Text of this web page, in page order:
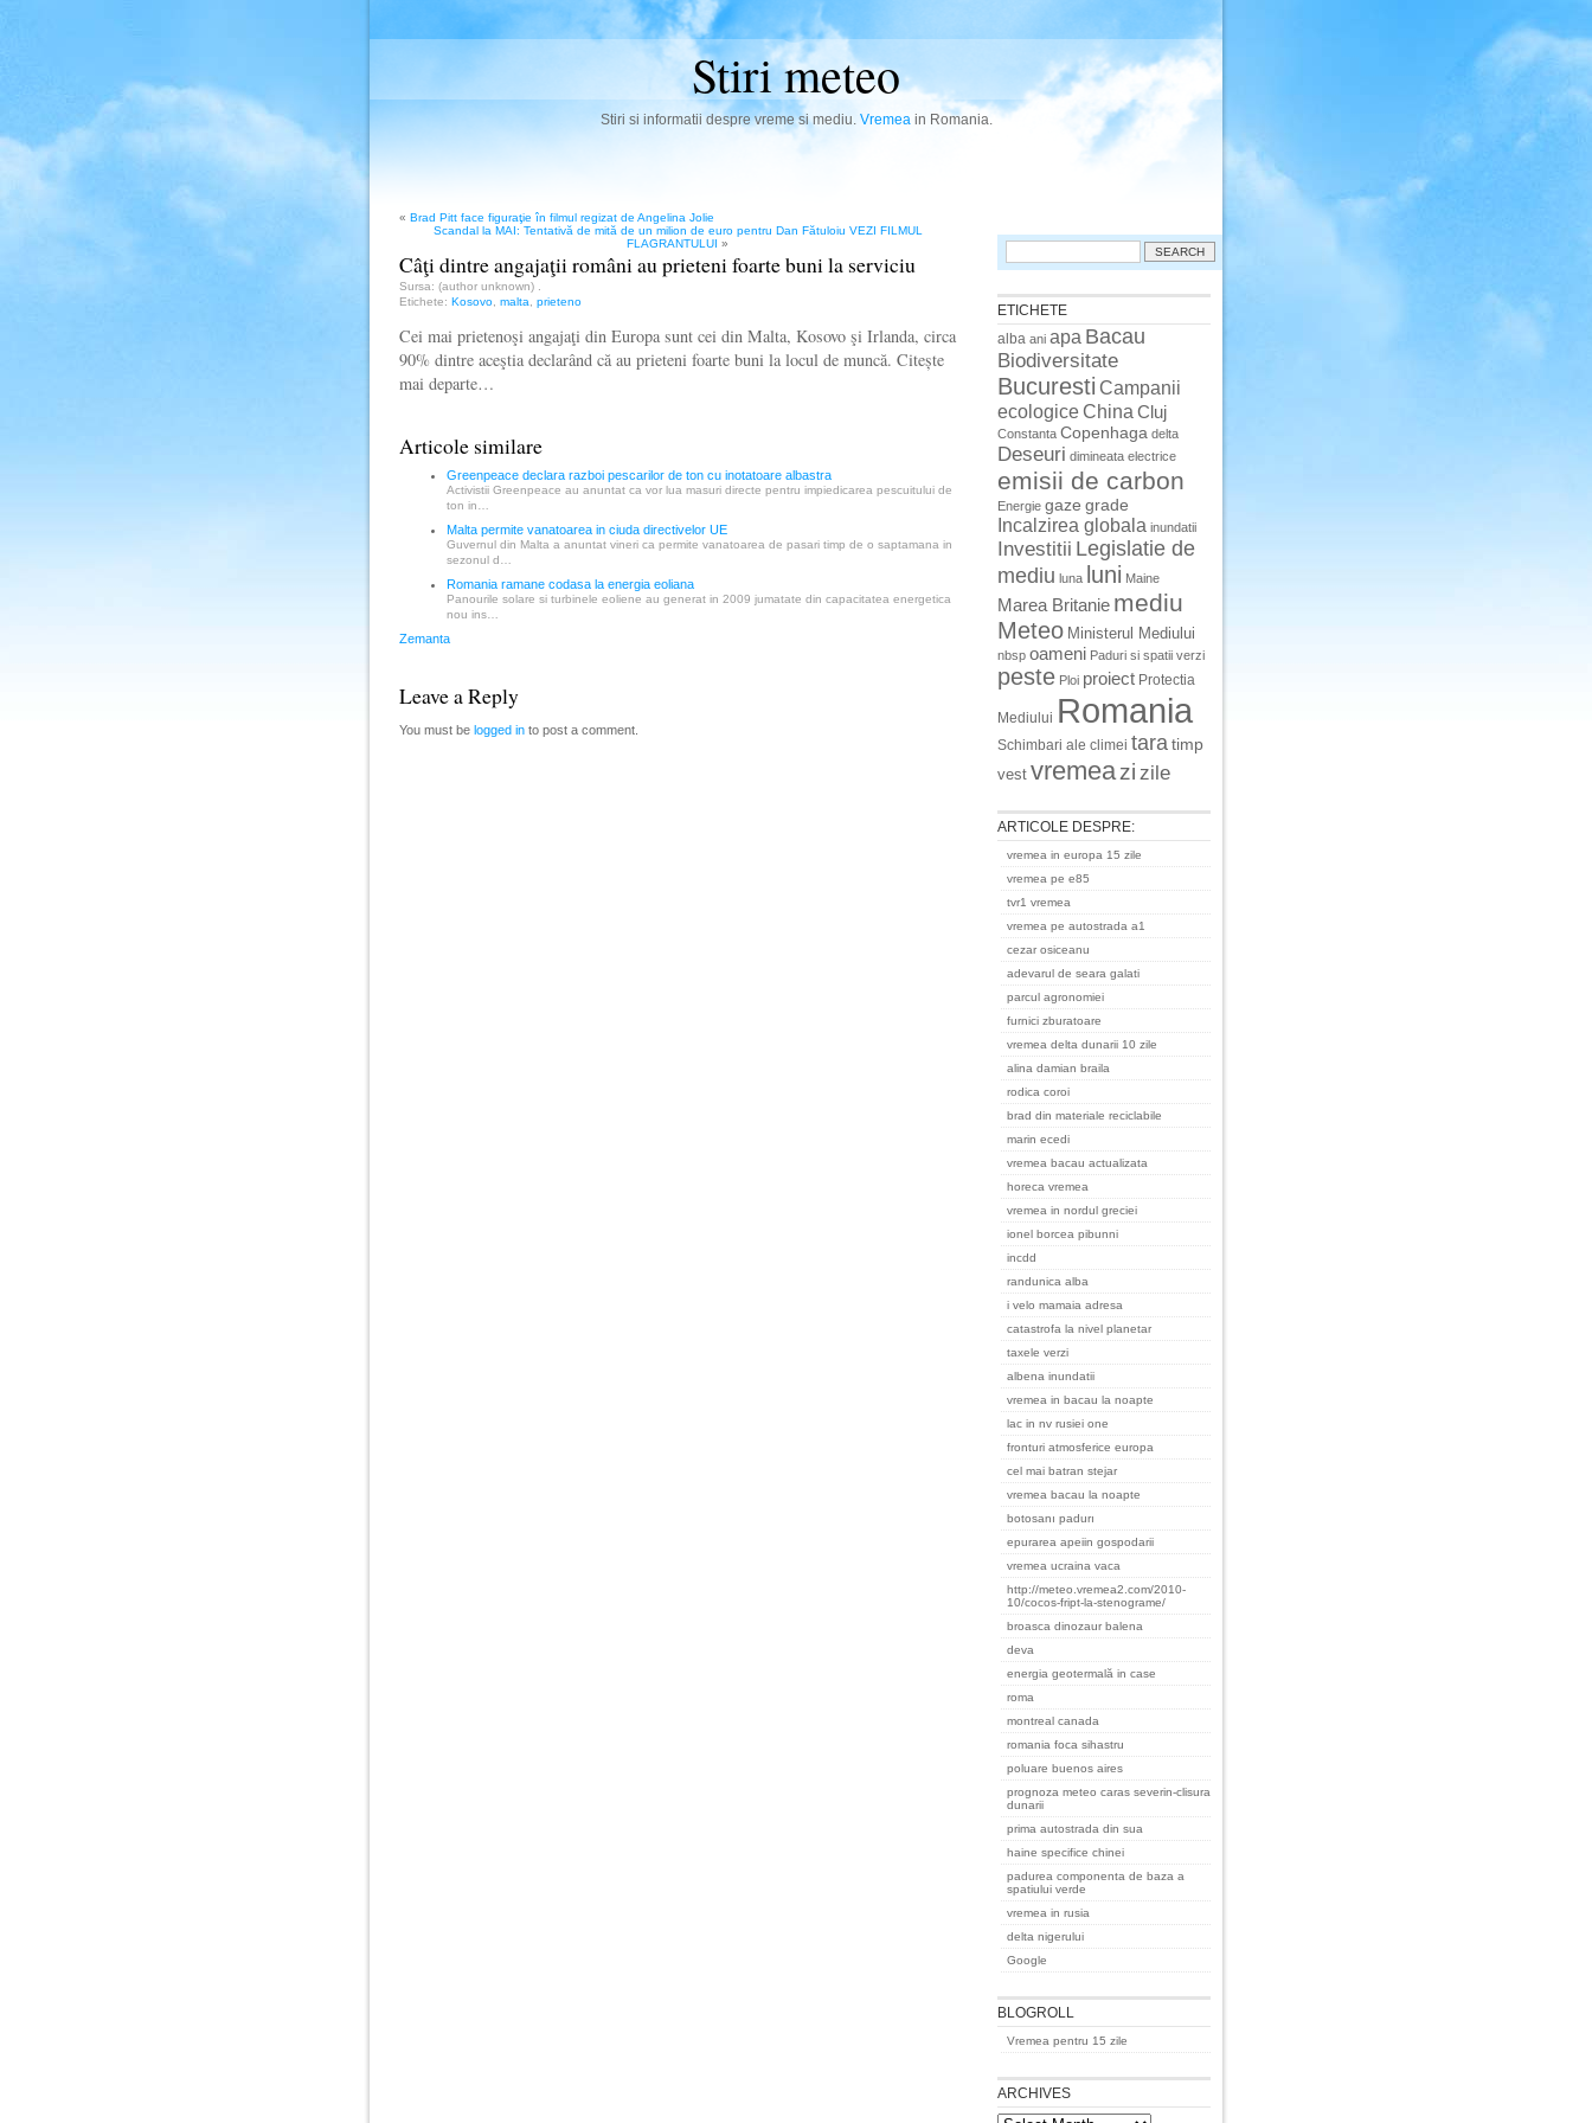
Stiri meteo
Stiri si informatii despre vreme si mediu. Vremeain Romania.
« Brad Pitt face figuraţie în filmul regizat de Angelina Jolie
Scandal la MAI: Tentativă de mită de un milion de euro pentru Dan Fătuloiu VEZI FILMUL
FLAGRANTULUI »
Câţi dintre angajaţii români au prieteni foarte buni la serviciu
Sursa: (author unknown)
Etichete: Kosovo malta prieteno
Cei mai prietenoşi angajaţi din Europa sunt cei din Malta, Kosovo şi Irlanda, circa
90% dintre aceştia declarând că au prieteni foarte buni la locul de muncă. Citește
mai departe…
Articole similare
Greenpeace declara razboi pescarilor de ton cu inotatoare albastra
Activistii Greenpeace au anuntat ca vor lua masuri directe pentru impiedicarea pescuitului de
ton in…
Malta permite vanatoarea in ciuda directivelor UE
Guvernul din Malta a anuntat vineri ca permite vanatoarea de pasari timp de o saptamana in
sezonul d…
Romania ramane codasa la energia eoliana
Panourile solare si turbinele eoliene au generat in 2009 jumatate din capacitatea energetica
nou ins…
Zemanta
Leave a Reply
You must be logged in to post a comment.
Search
ETICHETE
alba ani apa Bacau
Biodiversitate
Bucuresti Campanii
ecologiceChina Cluj
Constanta Copenhaga delta
Deseuri dimineata electrice
emisii de carbon
Energie gaze grade
Incalzirea globala inundatii
Investitii Legislatie de
mediu luna luni Maine
Marea Britanie mediu
Meteo Ministerul Mediului
nbsp oameni Paduri si spatii verzi
peste Ploi proiect Protectia
Mediului Romania
Schimbari ale climei taratimp
vest vremeazi zile
ARTICOLE DESPRE:
vremea in europa 15 zile
vremea pe e85
tvr1 vremea
vremea pe autostrada a1
cezar osiceanu
adevarul de seara galati
parcul agronomiei
furnici zburatoare
vremea delta dunarii 10 zile
alina damian braila
rodica coroi
brad din materiale reciclabile
marin ecedi
vremea bacau actualizata
horeca vremea
vremea in nordul greciei
ionel borcea pibunni
incdd
randunica alba
i velo mamaia adresa
catastrofa la nivel planetar
taxele verzi
albena inundatii
vremea in bacau la noapte
lac in nv rusiei one
fronturi atmosferice europa
cel mai batran stejar
vremea bacau la noapte
botosanı padurı
epurarea apeiin gospodarii
vremea ucraina vaca
http://meteo.vremea2.com/2010-
10/cocos-fript-la-stenograme/
broasca dinozaur balena
deva
energia geotermală in case
roma
montreal canada
romania foca sihastru
poluare buenos aires
prognoza meteo caras severin-clisura
dunarii
prima autostrada din sua
haine specifice chinei
padurea componenta de baza a
spatiului verde
vremea in rusia
delta nigerului
Google
BLOGROLL
Vremea pentru 15 zile
ARCHIVES
Archives